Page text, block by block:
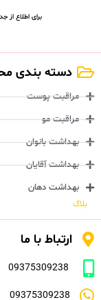
برای اطلاع از
دسته بندی
مراقبت پوست
مراقبت مو
بهداشت بانوان
بهداشت آقایان
بهداشت دهان
بلاگ
ارتباط با ما
09375309238
09375309238